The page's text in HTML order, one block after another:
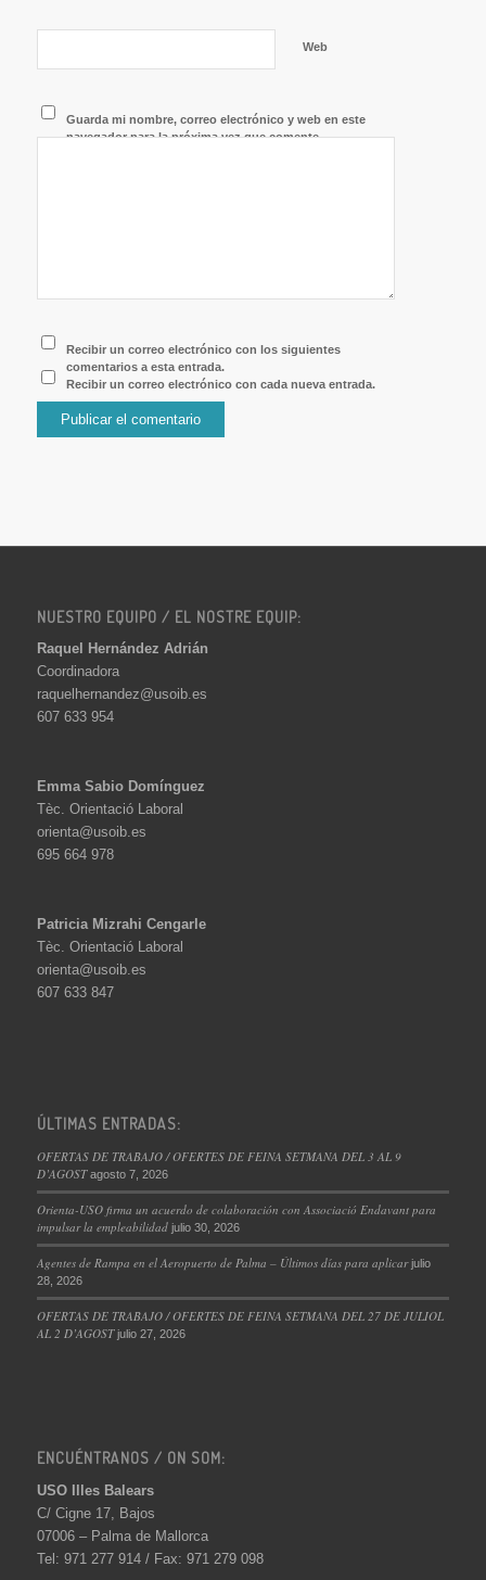
Web
Guarda mi nombre, correo electrónico y web en este
navegador para la próxima vez que comente.
Recibir un correo electrónico con los siguientes
comentarios a esta entrada.
Recibir un correo electrónico con cada nueva entrada.
NUESTRO EQUIPO / EL NOSTRE EQUIP:
Raquel Hernández Adrián
Coordinadora
raquelhernandez@usoib.es
607 633 954
Emma Sabio Domínguez
Tèc. Orientació Laboral
orienta@usoib.es
695 664 978
Patricia Mizrahi Cengarle
Tèc. Orientació Laboral
orienta@usoib.es
607 633 847
ÚLTIMAS ENTRADAS:
OFERTAS DE TRABAJO / OFERTES DE FEINA SETMANA DEL 3 AL 9
D’AGOST agosto 7, 2026
Orienta-USO firma un acuerdo de colaboración con Associació Endavant para
impulsar la empleabilidad julio 30, 2026
Agentes de Rampa en el Aeropuerto de Palma – Últimos días para aplicar julio
28, 2026
OFERTAS DE TRABAJO / OFERTES DE FEINA SETMANA DEL 27 DE JULIOL
AL 2 D’AGOST julio 27, 2026
ENCUÉNTRANOS / ON SOM:
USO Illes Balears
C/ Cigne 17, Bajos
07006 – Palma de Mallorca
Tel: 971 277 914 / Fax: 971 279 098